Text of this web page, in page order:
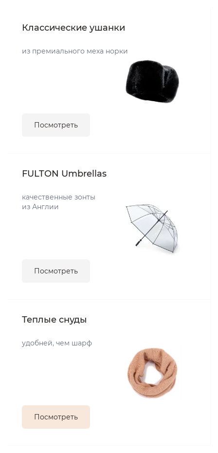
Классические ушанки
из премиального меха норки
Посмотреть
FULTON Umbrellas
качественные зонты
из Англии
Посмотреть
Теплые снуды
удобней, чем шарф
Посмотреть